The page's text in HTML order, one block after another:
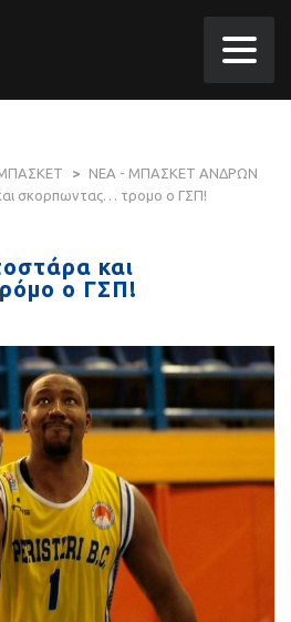
>
ΝΕΑ - ΜΠΑΣΚΕΤ ΑΝΔΡΩΝ
σκορπωντας… τρομο ο ΓΣΠ!
και
ο ΓΣΠ!